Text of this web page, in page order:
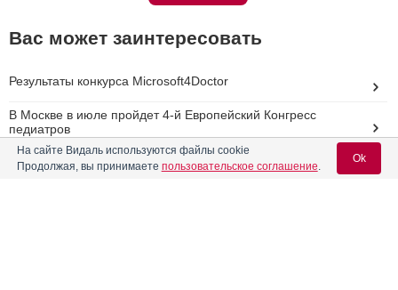
Вас может заинтересовать
Результаты конкурса Microsoft4Doctor
В Москве в июле пройдет 4-й Европейский Конгресс
педиатров
World Medicine приступила к разработке дженерика
софосбувира для лечения гепатита С
На сайте Видаль используются файлы cookie
Продолжая, вы принимаете пользовательское соглашение.
Ok